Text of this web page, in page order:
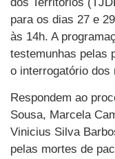
para os dias 27 e
às 14h. A
testemunhas pelas
o interrogatório dos
Respondem ao
Sousa, Marcela
Vinicius Silva
pelas mortes de